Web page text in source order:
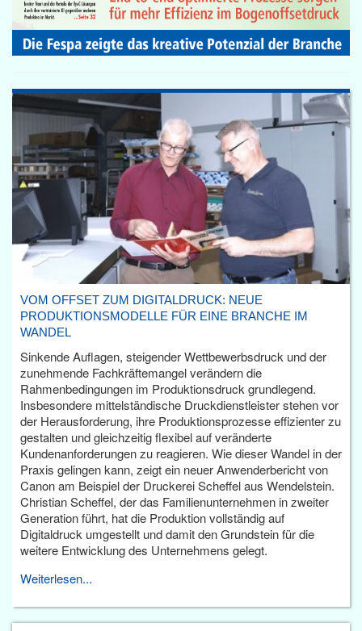
VOM OFFSET ZUM DIGITALDRUCK: NEUE
PRODUKTIONSMODELLE FÜR EINE BRANCHE IM
WANDEL
Sinkende Auflagen, steigender Wettbewerbsdruck und der
zunehmende Fachkräftemangel verändern die
Rahmenbedingungen im Produktionsdruck grundlegend.
Insbesondere mittelständische Druckdienstleister stehen vor
der Herausforderung, ihre Produktionsprozesse effizienter zu
gestalten und gleichzeitig flexibel auf veränderte
Kundenanforderungen zu reagieren. Wie dieser Wandel in der
Praxis gelingen kann, zeigt ein neuer Anwenderbericht von
Canon am Beispiel der Druckerei Scheffel aus Wendelstein.
Christian Scheffel, der das Familienunternehmen in zweiter
Generation führt, hat die Produktion vollständig auf
Digitaldruck umgestellt und damit den Grundstein für die
weitere Entwicklung des Unternehmens gelegt.
Weiterlesen...